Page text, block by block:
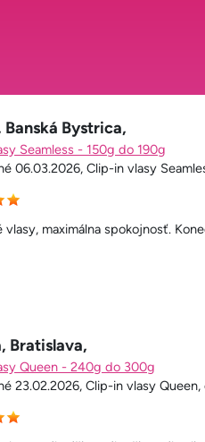
Bystrica,
Seamless - 150g do 190g
06.03.2026, Clip-in vlasy
vlasy, maximálna spokojnosť.
Bratislava,
Queen - 240g do 300g
23.02.2026, Clip-in vlasy